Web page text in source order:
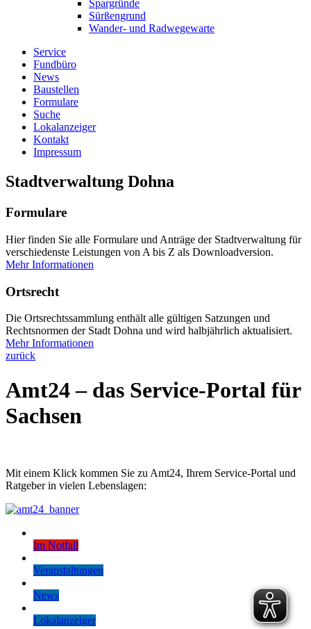
Spargründe
Sürßengrund
Wander- und Radwegewarte
Service
Fundbüro
News
Baustellen
Formulare
Suche
Lokalanzeiger
Kontakt
Impressum
Stadtverwaltung Dohna
Formulare
Hier finden Sie alle Formulare und Anträge der Stadtverwaltung für
verschiedenste Leistungen von A bis Z als Downloadversion.
Mehr Informationen
Ortsrecht
Die Ortsrechtssammlung enthält alle gültigen Satzungen und
Rechtsnormen der Stadt Dohna und wird halbjährlich aktualisiert.
Mehr Informationen
zurück
Amt24 – das Service-Portal für
Sachsen
Mit einem Klick kommen Sie zu Amt24, Ihrem Service-Portal und
Ratgeber in vielen Lebenslagen:
Im Notfall
Veranstaltungen
News
Lokalanzeiger